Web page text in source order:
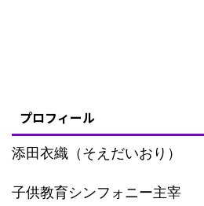
プロフィール
添田衣織（そえだいおり）
子供教育シンフォニー主宰